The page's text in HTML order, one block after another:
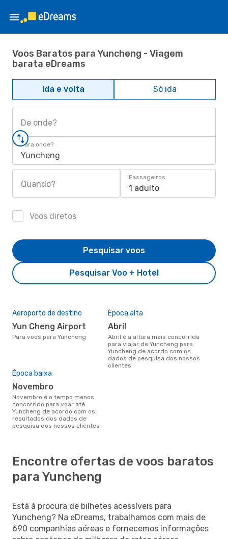
Voos Baratos para Yuncheng - Viagem
barata eDreams
Ida e volta Só ida
De onde?
Para onde?
Yuncheng
Quando?
Passageiros
1 adulto
Voos diretos
Pesquisar Voo + Hotel
Pesquisar voos
Aeroporto de destino
Yun Cheng Airport
Para voos para Yuncheng
Época alta
abril
abril é a altura mais concorrida
para viajar de Yuncheng para
Yuncheng de acordo com os
dados de pesquisa dos nossos
clientes
Época baixa
novembro
novembro é o tempo menos
concorrido para voar até
Yuncheng de acordo com os
resultados dos dados de
pesquisa dos nossos clientes
Encontre ofertas de voos baratos
para Yuncheng
Está à procura de bilhetes acessíveis para
Yuncheng? Na eDreams, trabalhamos com mais de
690 companhias aéreas e fornecemos informações